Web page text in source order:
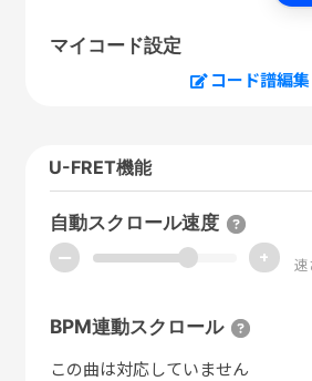
マイコード設定
コード譜編集
U-FRET機能
自動スクロール速度
ー + 速
BPM連動スクロール
この曲は対応していません